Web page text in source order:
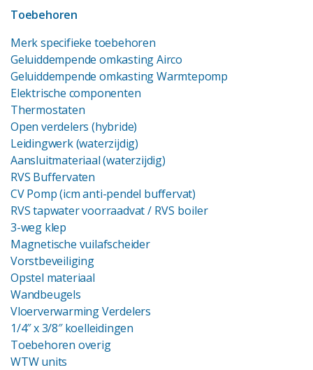
Toebehoren
Merk specifieke toebehoren
Geluiddempende omkasting Airco
Geluiddempende omkasting Warmtepomp
Elektrische componenten
Thermostaten
Open verdelers (hybride)
Leidingwerk (waterzijdig)
Aansluitmateriaal (waterzijdig)
RVS Buffervaten
CV Pomp (icm anti-pendel buffervat)
RVS tapwater voorraadvat/ RVS boiler
3-weg klep
Magnetische vuilafscheider
Vorstbeveiliging
Opstel materiaal
Wandbeugels
Vloerverwarming Verdelers
1/4″ x 3/8″ koelleidingen
Toebehoren overig
WTW units